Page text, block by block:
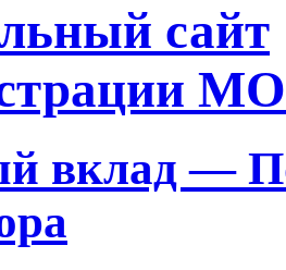
сайт
вклад —